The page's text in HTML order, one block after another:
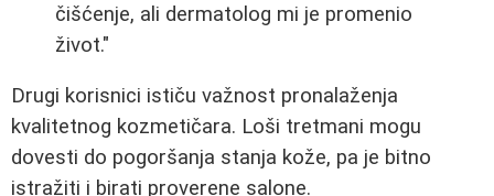
čišćenje, ali dermatolog mi je promenio
život."
Drugi korisnici ističu važnost pronalaženja
kvalitetnog kozmetičara. Loši tretmani mogu
dovesti do pogoršanja stanja kože, pa je bitno
istražiti i birati proverene salone.